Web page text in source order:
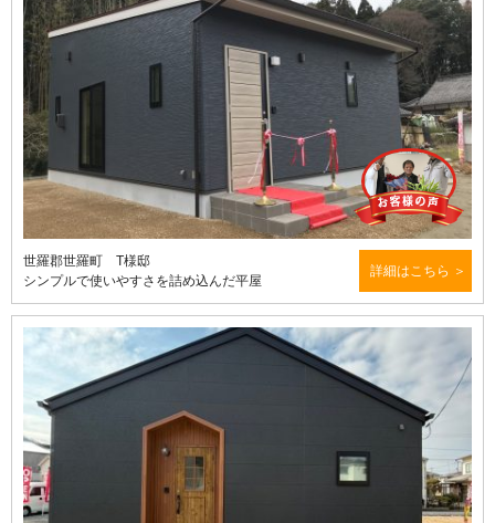
世羅郡世羅町 T様邸
シンプルで使いやすさを詰め込んだ平屋
詳細はこちら